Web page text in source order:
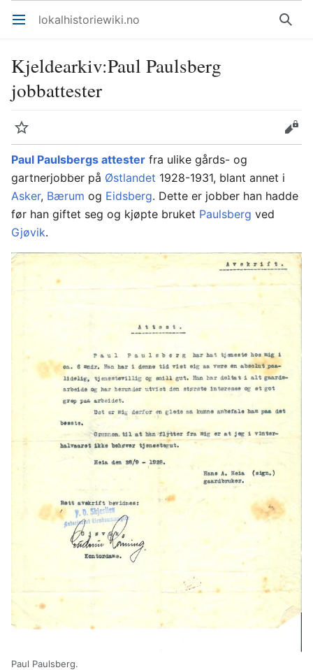
Åpne hovedmenyen lokalhistoriewiki.no Søk
Kjeldearkiv:Paul Paulsberg
jobbattester
Overvåk
Rediger
Paul Paulsbergs attester fra ulike gårds- og
gartnerjobber på Østlandet 1928-1931, blant annet i
Asker, Bærum og Eidsberg. Dette er jobber han hadde
før han giftet seg og kjøpte bruket Paulsberg ved
Gjøvik.
Paul Paulsberg.